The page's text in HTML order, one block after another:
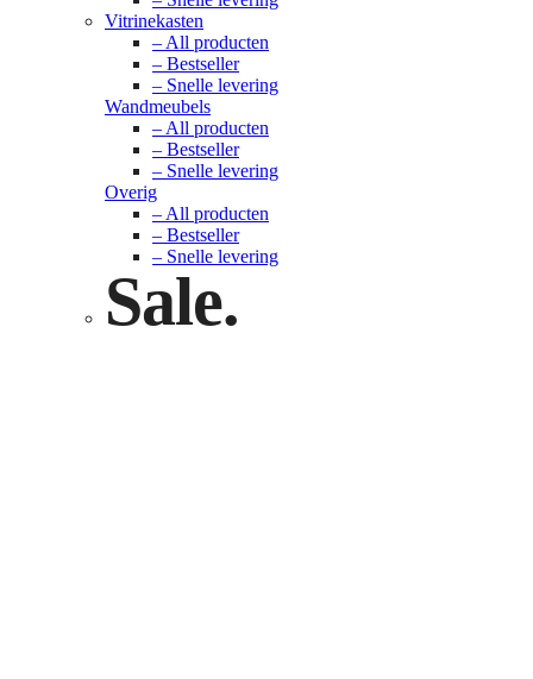
Vitrinekasten
– All producten
– Bestseller
– Snelle levering
Wandmeubels
– All producten
– Bestseller
– Snelle levering
Overig
– All producten
– Bestseller
– Snelle levering
Sale.